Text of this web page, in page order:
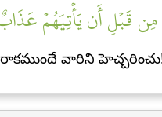
قَبۡلِ أَن يَأۡتِيَهُمۡ عَذَابٌ
వారిని